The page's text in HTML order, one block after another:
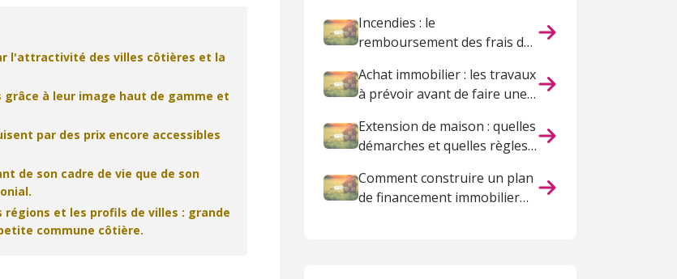
l'attractivité des villes côtières et la
à leur image haut de gamme et
par des prix encore accessibles
de son cadre de vie que de son
et les profils de villes : grande
commune côtière.
Incendies : le
remboursement des frais de
Achat immobilier : les travaux
à prévoir avant de faire une
Extension de maison : quelles
démarches et quelles règles
Comment construire un plan
de financement immobilier